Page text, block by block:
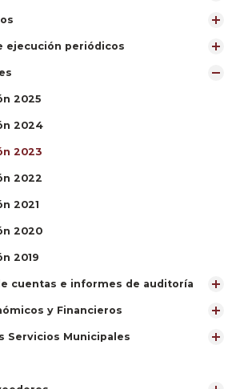
ejecución periódicos
2025
2024
2023
2022
2021
2020
2019
cuentas e informes de auditoría
y Financieros
Servicios Municipales